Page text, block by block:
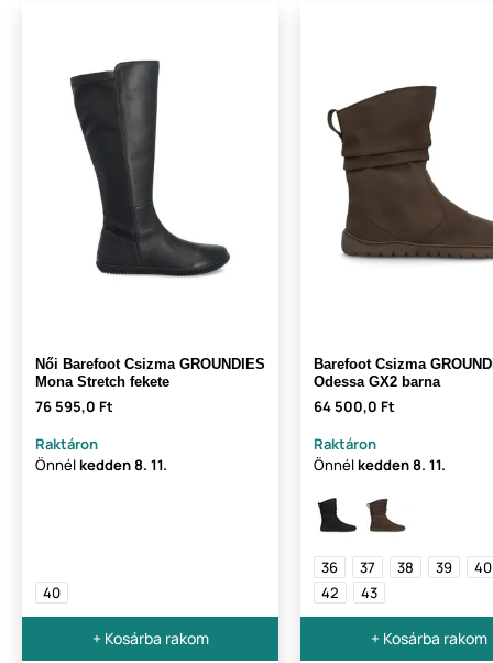
Női Barefoot Csizma GROUNDIES
Mona Stretch fekete
76 595,0 Ft
Raktáron
Önnélkedden8. 11.
40
+ Kosárba rakom
Barefoot Csizma
Odessa GX2 barna
64 500,0 Ft
Raktáron
Önnélkedden8. 11.
36 37 38 39
40
42
43
+ Kosárba rakom